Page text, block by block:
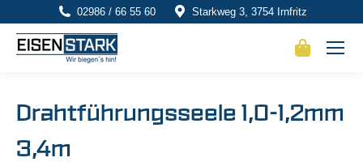
02986 / 66 55 60 Starkweg 3, 3754 Irnfritz
Drahtführungsseele 1,0-1,2mm
3,4m